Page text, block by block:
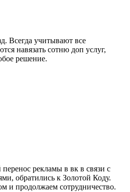
Всегда учитывают все
навязать сотню доп услуг,
решение.
рекламы в вк в связи с
обратились к Золотой Коду.
и продолжаем сотрудничество.